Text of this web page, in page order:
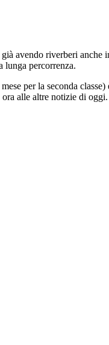
avendo riverberi anche
lunga percorrenza.
per la seconda classe)
alle altre notizie di oggi.